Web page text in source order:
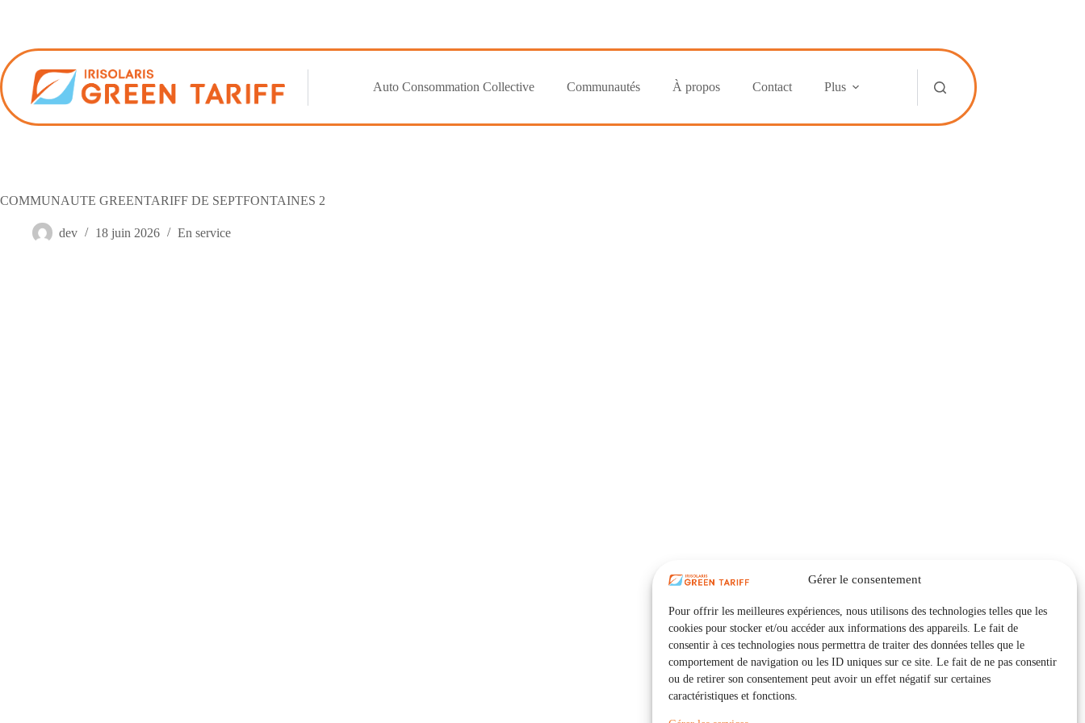
Gérer le consentement
Pour offrir les meilleures expériences, nous utilisons des technologies telles que les
cookies pour stocker et/ou accéder aux informations des appareils. Le fait de
consentir à ces technologies nous permettra de traiter des données telles que le
comportement de navigation ou les ID uniques sur ce site. Le fait de ne pas consentir
ou de retirer son consentement peut avoir un effet négatif sur certaines
caractéristiques et fonctions.
Auto Consommation Collective Communautés À propos Contact Plus
COMMUNAUTE GREENTARIFF DE SEPTFONTAINES 2
dev 18 juin 2026 En service